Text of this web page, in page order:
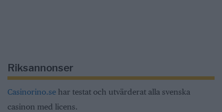
Riksannonser
Casinorino.se har testat och utvärderat alla svenska
casinon med licens.